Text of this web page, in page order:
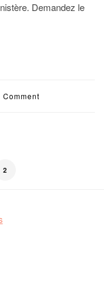
Demandez le
Comment
2